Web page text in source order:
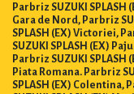
Parbriz SUZUKI SPLASH
Gara de Nord, Parbriz
SPLASH (EX) Victoriei,
SUZUKI SPLASH (EX)
Parbriz SUZUKI SPLASH
Piata Romana. Parbriz
SPLASH (EX) Colentina,